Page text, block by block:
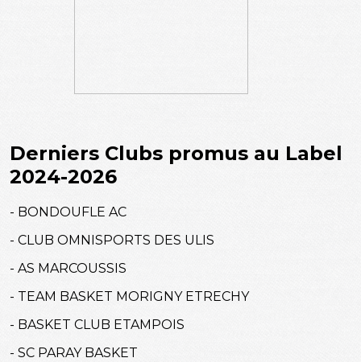
Derniers Clubs promus au Label
2024-2026
- BONDOUFLE AC
- CLUB OMNISPORTS DES ULIS
- AS MARCOUSSIS
- TEAM BASKET MORIGNY ETRECHY
- BASKET CLUB ETAMPOIS
- SC PARAY BASKET